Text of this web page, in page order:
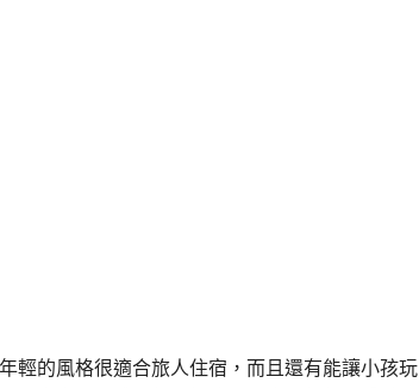
輕的風格很適合旅人住宿，而且還有能讓小孩玩